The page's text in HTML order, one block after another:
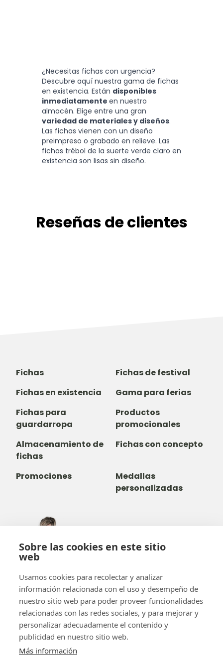
Sobre las cookies en este sitio
web
Usamos cookies para recolectar y analizar
información relacionada con el uso y desempeño de
nuestro sitio web para poder proveer funcionalidades
relacionadas con las redes sociales, y para mejorar y
personalizar adecuadamente el contenido y
publicidad en nuestro sitio web.
Más información
¿Necesitas fichas con urgencia?
Descubre aquí nuestra gama de fichas
en existencia. Están disponibles
inmediatamente en nuestro
almacén. Elige entre una gran
variedad de materiales y diseños.
Las fichas vienen con un diseño
preimpreso o grabado en relieve. Las
fichas trébol de la suerte verde claro en
existencia son lisas sin diseño.
Reseñas de clientes
Fichas
Fichas de festival
Fichas en existencia
Gama para ferias
Fichas para
guardarropa
Productos
promocionales
Almacenamiento de
fichas
Fichas con concepto
Promociones
Medallas
personalizadas
800-842-9551 (LLAMADA GRATUITA)
Facebook
Instagram
YouTube
LinkedIn